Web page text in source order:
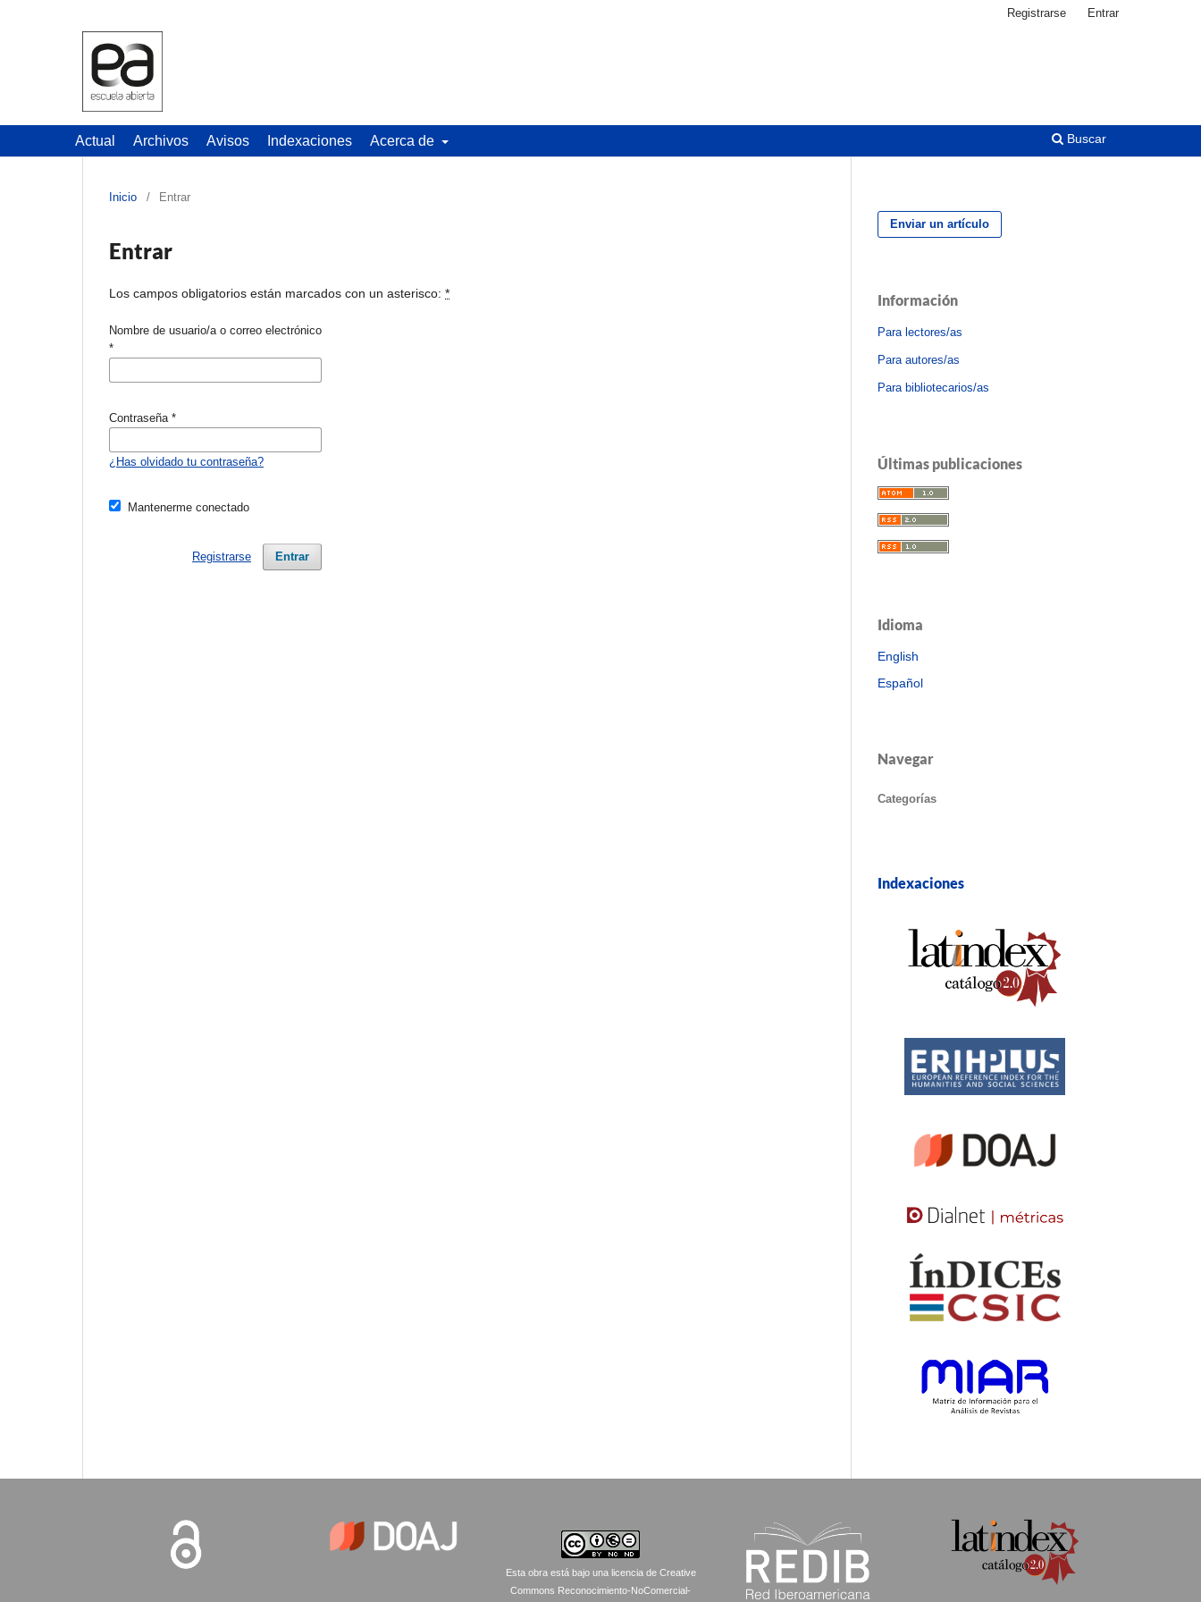
Actual Archivos Avisos Indexaciones Acerca de Buscar
Registrarse Entrar
Inicio / Entrar
Entrar
Los campos obligatorios están marcados con un asterisco: *
Nombre de usuario/a o correo electrónico
*
Contraseña *
¿Has olvidado tu contraseña?
Mantenerme conectado
Entrar
Registrarse
Enviar un artículo
Información
Para lectores/as
Para autores/as
Para bibliotecarios/as
Últimas publicaciones
Idioma
English
Español
Navegar
Categorías
Indexaciones
Esta obra está bajo una licencia de Creative
Commons Reconocimiento-NoComercial-